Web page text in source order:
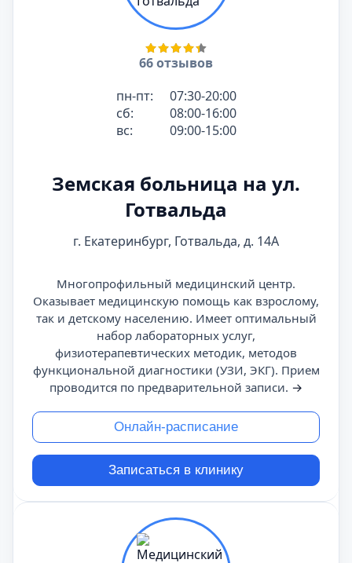
66 отзывов
пн-пт:
07:30-20:00
сб:
08:00-16:00
вс:
09:00-15:00
Земская больница на ул.
Готвальда
г. Екатеринбург, Готвальда, д. 14А
Многопрофильный медицинский центр.
Оказывает медицинскую помощь как взрослому,
так и детскому населению. Имеет оптимальный
набор лабораторных услуг,
физиотерапевтических методик, методов
функциональной диагностики (УЗИ, ЭКГ). Прием
проводится по предварительной записи. →
Онлайн-расписание
Записаться в клинику